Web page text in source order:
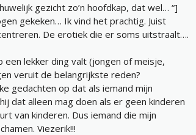
gezicht zo’n hoofdkap, dat wel… “]
gekeken… Ik vind het prachtig. Juist
De erotiek die er soms uitstraalt….
een lekker ding valt (jongen of meisje,
veruit de belangrijkste reden?
gedachten op dat als iemand mijn
dat alleen mag doen als er geen kinderen
van kinderen. Dus iemand die mijn
Viezerik!!!